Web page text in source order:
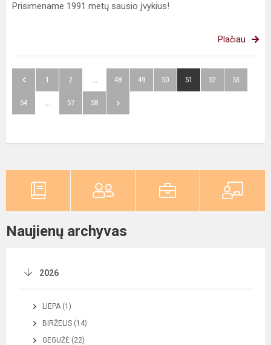
Prisimename 1991 metų sausio įvykius!
Plačiau
1 2 ... 48 49 50 51 52 53
54 ... 57 58
Naujienų archyvas
2026
LIEPA (1)
BIRŽELIS (14)
GEGUŽĖ (22)